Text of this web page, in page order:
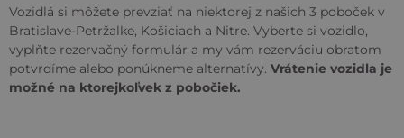
Vozidlá si môžete prevziať na niektorej z našich 3 poboček v
Bratislave-Petržalke, Košiciach a Nitre. Vyberte si vozidlo,
vyplňte rezervačný formulár a my vám rezerváciu obratom
potvrdíme alebo ponúkneme alternatívy. Vrátenie vozidla je
možné na ktorejkoľvek z pobočiek.